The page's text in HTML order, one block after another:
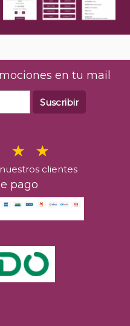
en tu mail
Suscribir
clientes
pago